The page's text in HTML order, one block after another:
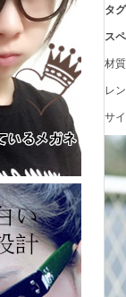
タ
ス
材
レ
サ